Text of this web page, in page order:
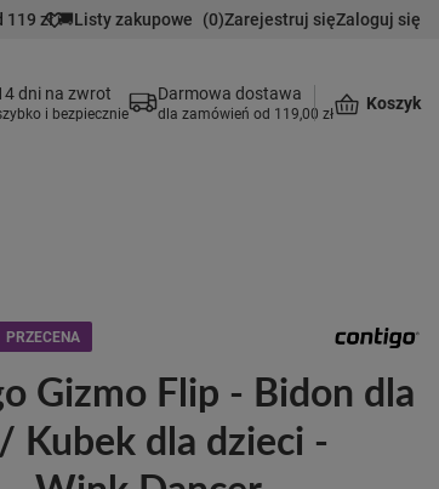
zł 🚚Listy zakupowe (0)Zarejestruj sięZaloguj się
dni na zwrot
i bezpiecznie
Darmowa dostawa
dla zamówień od 119,00 zł Koszyk
PRZECENA
Gizmo Flip - Bidon dla
Kubek dla dzieci -